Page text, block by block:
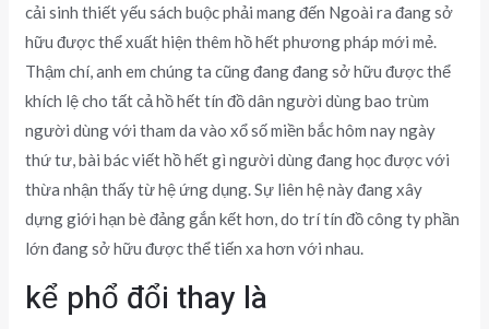
cải sinh thiết yếu sách buộc phải mang đến Ngoài ra đang sở
hữu được thể xuất hiện thêm hồ hết phương pháp mới mẻ.
Thậm chí, anh em chúng ta cũng đang đang sở hữu được thể
khích lệ cho tất cả hồ hết tín đồ dân người dùng bao trùm
người dùng với tham da vào xổ số miền bắc hôm nay ngày
thứ tư, bài bác viết hồ hết gì người dùng đang học được với
thừa nhận thấy từ hệ ứng dụng. Sự liên hệ này đang xây
dựng giới hạn bè đảng gắn kết hơn, do trí tín đồ công ty phần
lớn đang sở hữu được thể tiến xa hơn với nhau.
kể phổ đổi thay là